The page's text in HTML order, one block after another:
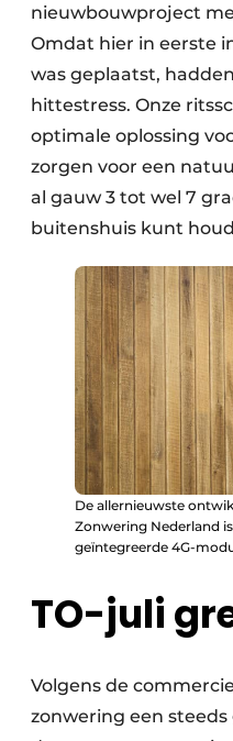
nieuwbouwproject
Omdat hier in eerste
was geplaatst,
hittestress. Onze
optimale oplossing
zorgen voor een
al gauw 3 tot wel 7
buitenshuis kunt
De allernieuwste
Zonwering Nederland
geïntegreerde 4G-
TO-juli
Volgens de
zonwering een